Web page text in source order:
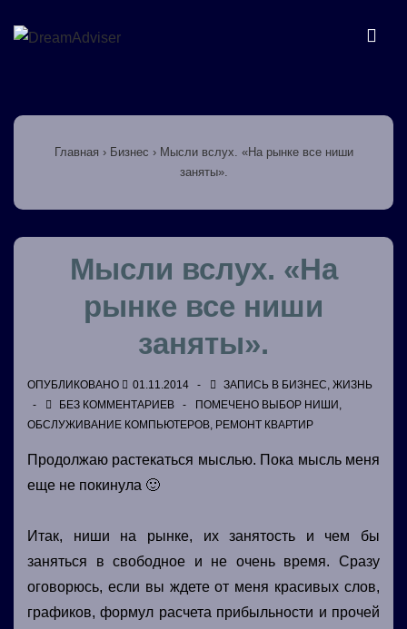
Перейти
содержимому
навигация
Главная › Бизнес › Мысли вслух. «На рынке все ниши
заняты».
Мысли вслух. «На
рынке все ниши
заняты».
ОПУБЛИКОВАНО 01.11.2014 ЗАПИСЬ В БИЗНЕС, ЖИЗНЬ
БЕЗ КОММЕНТАРИЕВ
ПОМЕЧЕНО ВЫБОР НИШИ ,
ОБСЛУЖИВАНИЕ КОМПЬЮТЕРОВ, РЕМОНТ КВАРТИР
Продолжаю растекаться мыслью. Пока мысль меня
еще не покинула 🙂
Итак, ниши на рынке, их занятость и чем бы
заняться в свободное и не очень время. Сразу
оговорюсь, если вы ждете от меня красивых слов,
графиков, формул расчета прибыльности и прочей